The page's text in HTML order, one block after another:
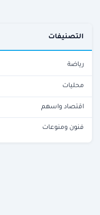
التصنيفات
رياضة
محليات
اقتصاد واسهم
فنون ومنوعات